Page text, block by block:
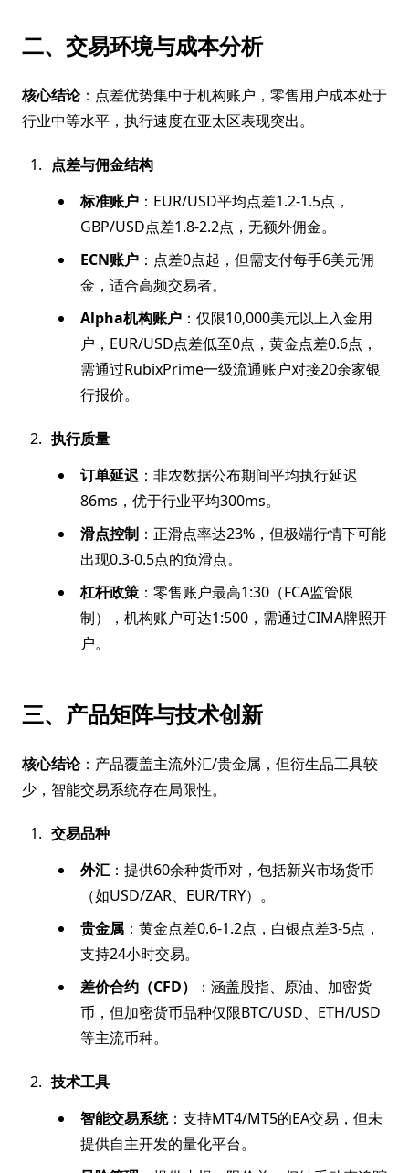
二、交易环境与成本分析
核心结论：点差优势集中于机构账户，零售用户成本处于
行业中等水平，执行速度在亚太区表现突出。
点差与佣金结构
标准账户 ：EUR/USD平均点差1.2-1.5点，
GBP/USD点差1.8-2.2点，无额外佣金。
ECN账户 ：点差0点起，但需支付每手6美元佣
金，适合高频交易者。
Alpha机构账户 ：仅限10,000美元以上入金用
户，EUR/USD点差低至0点，黄金点差0.6点，
需通过RubixPrime一级流通账户对接20余家银
行报价。
执行质量
订单延迟 ：非农数据公布期间平均执行延迟
86ms，优于行业平均300ms。
滑点控制 ：正滑点率达23%，但极端行情下可能
出现0.3-0.5点的负滑点。
杠杆政策 ：零售账户最高1:30（FCA监管限
制），机构账户可达1:500，需通过CIMA牌照开
户。
三、产品矩阵与技术创新
核心结论：产品覆盖主流外汇/贵金属，但衍生品工具较
少，智能交易系统存在局限性。
交易品种
外汇 ：提供60余种货币对，包括新兴市场货币
（如USD/ZAR、EUR/TRY）。
贵金属 ：黄金点差0.6-1.2点，白银点差3-5点，
支持24小时交易。
差价合约（CFD）
：涵盖股指、原油、加密货
币，但加密货币品种仅限BTC/USD、ETH/USD
等主流币种。
技术工具
智能交易系统：支持MT4/MT5的EA交易，但未
提供自主开发的量化平台。